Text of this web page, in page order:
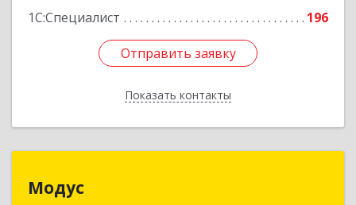
1С:Специалист
196
Отправить заявку
Показать контакты
Отправить заявку
Назад
Модус